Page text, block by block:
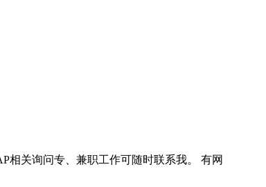
相关询问专、兼职工作可随时联系我。 有网